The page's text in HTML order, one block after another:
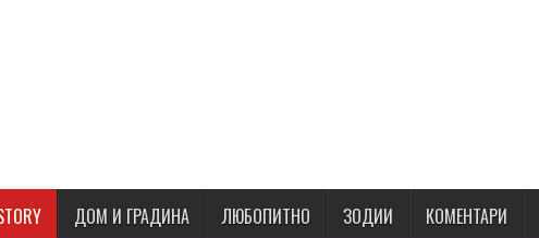
ДОМ И ГРАДИНА ЛЮБОПИТНО ЗОДИИ КОМЕНТАРИ